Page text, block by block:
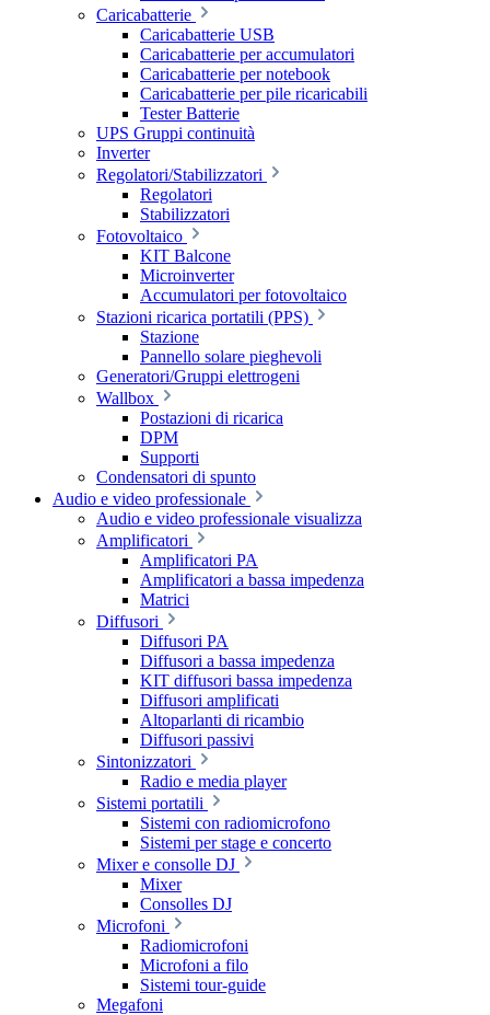
Caricabatterie
Caricabatterie USB
Caricabatterie per accumulatori
Caricabatterie per notebook
Caricabatterie per pile ricaricabili
Tester Batterie
UPS Gruppi continuità
Inverter
Regolatori/Stabilizzatori
Regolatori
Stabilizzatori
Fotovoltaico
KIT Balcone
Microinverter
Accumulatori per fotovoltaico
Stazioni ricarica portatili (PPS)
Stazione
Pannello solare pieghevoli
Generatori/Gruppi elettrogeni
Wallbox
Postazioni di ricarica
DPM
Supporti
Condensatori di spunto
Audio e video professionale
Audio e video professionale visualizza
Amplificatori
Amplificatori PA
Amplificatori a bassa impedenza
Matrici
Diffusori
Diffusori PA
Diffusori a bassa impedenza
KIT diffusori bassa impedenza
Diffusori amplificati
Altoparlanti di ricambio
Diffusori passivi
Sintonizzatori
Radio e media player
Sistemi portatili
Sistemi con radiomicrofono
Sistemi per stage e concerto
Mixer e consolle DJ
Mixer
Consolles DJ
Microfoni
Radiomicrofoni
Microfoni a filo
Sistemi tour-guide
Megafoni